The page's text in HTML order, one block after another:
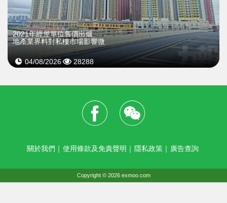
2021年經屋單位售價出爐
地產業界料對私樓市場影響微
04/08/2026 28288
關於我們 ｜ 使用條款及免責聲明 ｜ 隱私政策 ｜ 廣告查詢
Copyright © 2026 exmoo.com